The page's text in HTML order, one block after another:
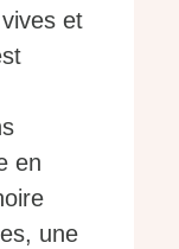
et
en
une